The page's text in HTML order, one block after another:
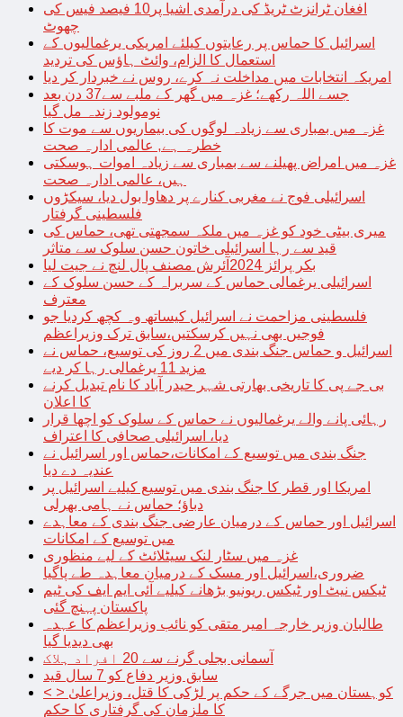
افغان ٹرانزٹ ٹریڈ کی درآمدی اشیا پر10 فیصد فیس کی
چھوٹ
اسرائیل کا حماس پر رعایتوں کیلئے امریکی یرغمالیوں کے
استعمال کا الزام، وائٹ ہاؤس کی تردید
امریکہ انتخابات میں مداخلت نہ کرے، روس نے خبردار کر دیا
جسے اللہ رکھے؛ غزہ میں گھر کے ملبے سے37 دن بعد
نومولود زندہ مل گیا
غزہ میں بمباری سے زیادہ لوگوں کی بیماریوں سے موت کا
خطرہ ہے, عالمی ادارہ صحت
غزہ میں امراض پھیلنے سے بمباری سے زیادہ اموات ہوسکتی
ہیں، عالمی ادارہ صحت
اسرائیلی فوج نے مغربی کنارے پر دھاوا بول دیا، سیکڑوں
فلسطینی گرفتار
میری بیٹی خود کو غزہ میں ملکہ سمجھتی تھی، حماس کی
قید سے رہا اسرائیلی خاتون حسن سلوک سے متاثر
بکر پرائز 2024آئرش مصنف پال لنچ نے جیت لیا
اسرائیلی یرغمالی حماس کے سربراہ کے حسن سلوک کے
معترف
فلسطینی مزاحمت نے اسرائیل کیساتھ وہ کچھ کردیا جو
فوجیں بھی نہیں کرسکتیں،سابق ترک وزیراعظم
اسرائیل و حماس جنگ بندی میں 2 روز کی توسیع، حماس نے
مزید 11 یرغمالی رہا کر دیے
بی جے پی کا تاریخی بھارتی شہر حیدر آباد کا نام تبدیل کرنے
کا اعلان
رہائی پانے والے یرغمالیوں نے حماس کے سلوک کو اچھا قرار
دیا، اسرائیلی صحافی کا اعتراف
جنگ بندی میں توسیع کے امکانات،حماس اور اسرائیل نے
عندیہ دے دیا
امریکا اور قطر کا جنگ بندی میں توسیع کیلیے اسرائیل پر
دباؤ؛ حماس نے ہامی بھرلی
اسرائیل اور حماس کے درمیان عارضی جنگ بندی کے معاہدے
میں توسیع کے امکانات
غزہ میں سٹار لنک سیٹلائٹ کے لیے منظوری
ضروری،اسرائیل اور مسک کے درمیان معاہدہ طے پاگیا
ٹیکس نیٹ اور ٹیکس ریونیو بڑھانے کیلیے آئی ایم ایف کی ٹیم
پاکستان پہنچ گئی
طالبان وزیر خارجہ امیر متقی کو نائب وزیراعظم کا عہدہ
بھی دیدیا گیا
آسمانی بجلی گرنے سے 20 افراد ہلاک
سابق وزیر دفاع کو 7 سال قید
< > کوہستان میں جرگے کے حکم پر لڑکی کا قتل، وزیراعلیٰ
کا ملزمان کی گرفتاری کا حکم